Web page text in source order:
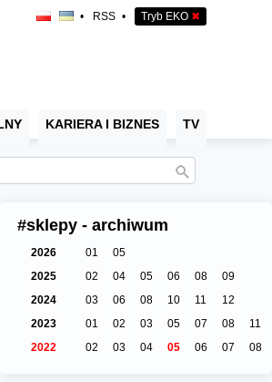
• RSS • Tryb EKO ✖
KARIERA I BIZNES TV
#sklepy - archiwum
2026 01
05
2025
02 04 05 06 08
09
2024
03 06 08 10 11
12
2023
01 02 03 05 07 08
11
2022
02 03 04 05 06 07 08